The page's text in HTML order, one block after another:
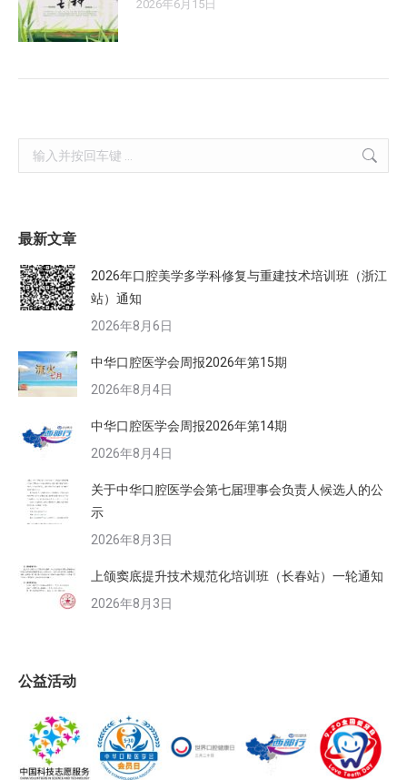
2026年6月15日
Search:
最新文章
2026年口腔美学多学科修复与重建技术培训班（浙江
站）通知
2026年8月6日
中华口腔医学会周报2026年第15期
2026年8月4日
中华口腔医学会周报2026年第14期
2026年8月4日
关于中华口腔医学会第七届理事会负责人候选人的公
示
2026年8月3日
上颌窦底提升技术规范化培训班（长春站）一轮通知
2026年8月3日
公益活动